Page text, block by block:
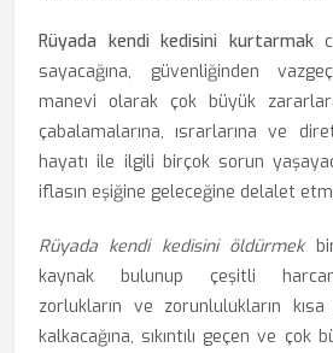
Rüyada kendi kedisini kurtarmak
sayacağına, güvenliğinden
manevi olarak çok büyük
çabalamalarına, ısrarlarına ve
hayatı ile ilgili birçok sorun
iflasın eşiğine geleceğine delalet
Rüyada kendi kedisini öldürmekbir
kaynak bulunup çeşitli
zorlukların ve zorunlulukların
kalkacağına, sıkıntılı geçen ve